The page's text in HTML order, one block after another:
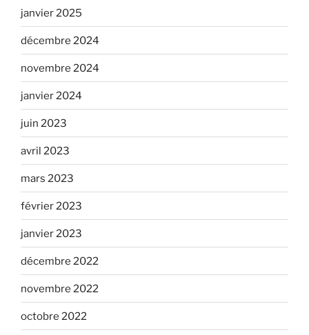
janvier 2025
décembre 2024
novembre 2024
janvier 2024
juin 2023
avril 2023
mars 2023
février 2023
janvier 2023
décembre 2022
novembre 2022
octobre 2022